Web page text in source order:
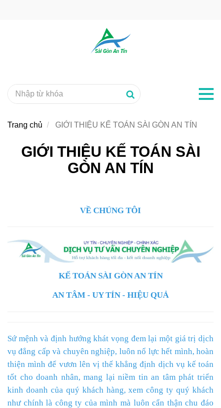
GIỚI THIỆU KẾ TOÁN SÀI
GÒN AN TÍN
VỀ CHÚNG TÔI
KẾ TOÁN SÀI GÒN AN TÍN
AN TÂM - UY TÍN - HIỆU QUẢ
Sứ mệnh và định hướng khát vọng đem lại một giá trị dịch
vụ đẳng cấp và chuyên nghiệp, luôn nổ lực hết mình, hoàn
thiện mình để vươn lên vị thế khẳng định dịch vụ kế toán
tốt cho doanh nhân, mang lại niềm tin an tâm phát triển
kinh doanh của quý khách hàng, xem công ty quý khách
như chính là công ty của mình mà luôn cẩn thận chu đáo
Trang chủ GIỚI THIỆU KẾ TOÁN SÀI GÒN AN TÍN